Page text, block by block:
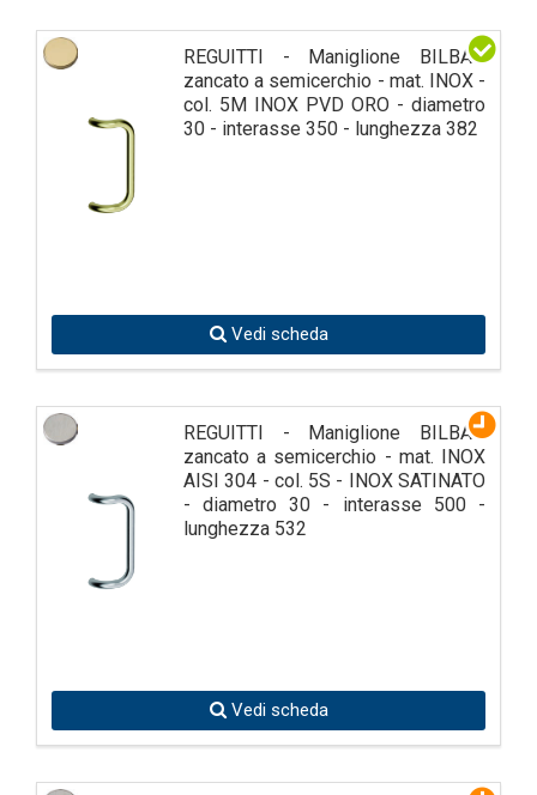
REGUITTI - Maniglione BILBAO
zancato a semicerchio - mat. INOX -
col. 5M INOX PVD ORO - diametro
30 - interasse 350 - lunghezza 382
Vedi scheda
REGUITTI - Maniglione BILBAO
zancato a semicerchio - mat. INOX
AISI 304 - col. 5S - INOX SATINATO
- diametro 30 - interasse 500 -
lunghezza 532
Vedi scheda